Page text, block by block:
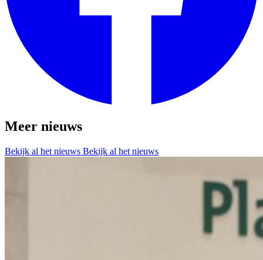
Meer nieuws
Bekijk al het nieuws Bekijk al het nieuws